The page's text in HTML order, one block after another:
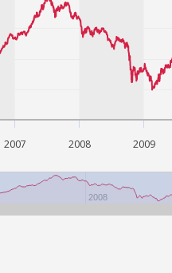
2007 2008 2009
2008